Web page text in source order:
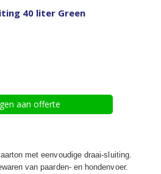
40 liter Green
aan offerte
met eenvoudige draai-sluiting.
van paarden- en hondenvoer.